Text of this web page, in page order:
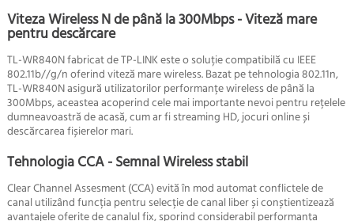
Viteza Wireless N de până la 300Mbps - Viteză mare
pentru descărcare
TL-WR840N fabricat de TP-LINK este o soluție compatibilă cu IEEE
802.11b//g/n oferind viteză mare wireless. Bazat pe tehnologia 802.11n,
TL-WR840N asigură utilizatorilor performanțe wireless de până la
300Mbps, aceastea acoperind cele mai importante nevoi pentru rețelele
dumneavoastră de acasă, cum ar fi streaming HD, jocuri online și
descărcarea fișierelor mari.
Tehnologia CCA - Semnal Wireless stabil
Clear Channel Assesment (CCA) evită în mod automat conflictele de
canal utilizând funcția pentru selecție de canal liber și conștientizează
avantajele oferite de canalul fix, sporind considerabil performanța